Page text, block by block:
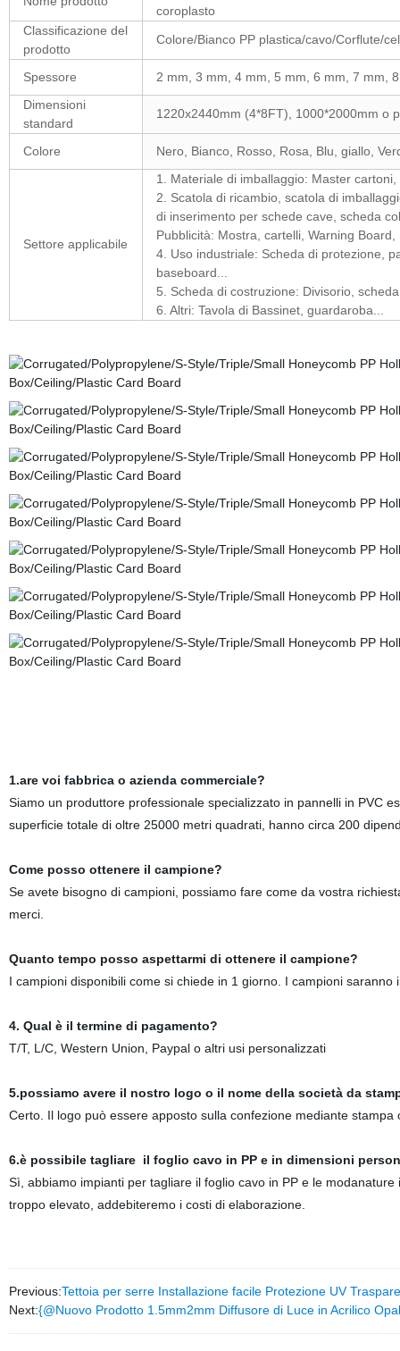
coroplasto
Classificazione del
prodotto
Colore/Bianco PP plastica/cavo/Corflute/
Spessore
2 mm, 3 mm, 4 mm, 5 mm, 6 mm, 7 mm,
Dimensioni
standard
1220x2440mm (4*8FT), 1000*2000mm o
Colore Nero, Bianco, Rosso, Rosa, Blu, giallo,
Settore applicabile
1. Materiale di imballaggio: Master
2. Scatola di ricambio, scatola di
di inserimento per schede cave, scheda
Pubblicità: Mostra, cartelli, Warning
4. Uso industriale: Scheda di protezione,
baseboard...
5. Scheda di costruzione: Divisorio,
6. Altri: Tavola di Bassinet, guardaroba...
1.are voi fabbrica o azienda commerciale?
Siamo un produttore professionale specializzato in pannelli in PVC
superficie totale di oltre 25000 metri quadrati, hanno circa 200
Come posso ottenere il campione?
Se avete bisogno di campioni, possiamo fare come da vostra
merci.
Quanto tempo posso aspettarmi di ottenere il campione?
I campioni disponibili come si chiede in 1 giorno. I campioni
4. Qual è il termine di pagamento?
T/T, L/C, Western Union, Paypal o altri usi personalizzati
5.possiamo avere il nostro logo o il nome della società da
Certo. Il logo può essere apposto sulla confezione mediante stampa
6.è possibile tagliare il foglio cavo in PPe in dimensioni
Sì, abbiamo impianti per tagliareil foglio cavo in PPe le modanature
troppo elevato, addebiteremo i costi di elaborazione.
Previous:Tettoia per serre Installazione facile Protezione UV
Next:{@Nuovo Prodotto 1.5mm2mm Diffusore di Luce in Acrilico